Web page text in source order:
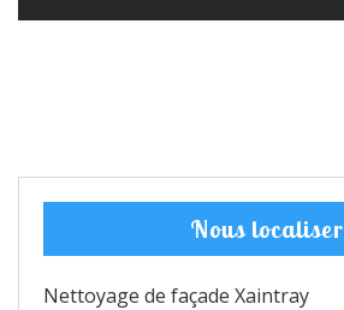
Nous localiser
Nettoyage de façade Xaintray